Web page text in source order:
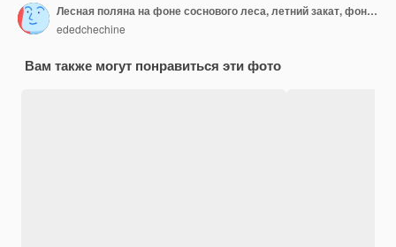
Лесная поляна на фоне соснового леса, летний закат, фон голубое небо с облаками. Природный ландшафт
ededchechine
Вам также могут понравиться эти фото